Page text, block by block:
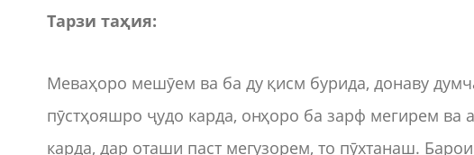
Тарзи таҳия:
Меваҳоро мешӯем ва ба ду қисм бурида, донаву
пӯстҳояшро ҷудо карда, онҳоро ба зарф мегирем ва
карда, дар оташи паст мегузорем, то пӯхтанаш.